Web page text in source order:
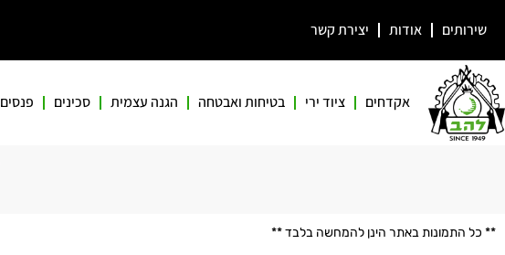
שירותים אודות יצירת קשר
אקדחים ציוד ירי בטיחות ואבטחה הגנה עצמית סכינים פנסים
** כל התמונות באתר הינן להמחשה בלבד **